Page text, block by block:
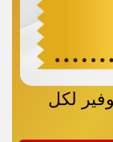
لكل